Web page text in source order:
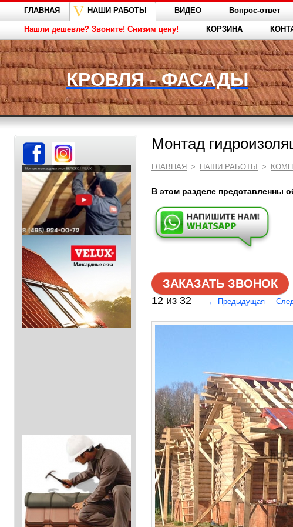
ГЛАВНАЯ НАШИ РАБОТЫ ВИДЕО Вопрос-ответ
Нашли дешевле? Звоните! Снизим цену! КОРЗИНА
КРОВЛЯ - ФАСАДЫ
Монтад
ГЛАВНАЯ > НАШИ РАБОТЫ >
В этом разделе представленны
ЗАКАЗАТЬ ЗВОНОК
12 из 32 ← Предыдущая